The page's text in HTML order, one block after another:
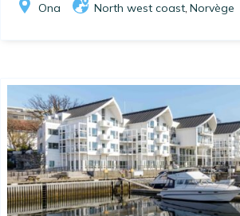
Ona North west coast, Norvège